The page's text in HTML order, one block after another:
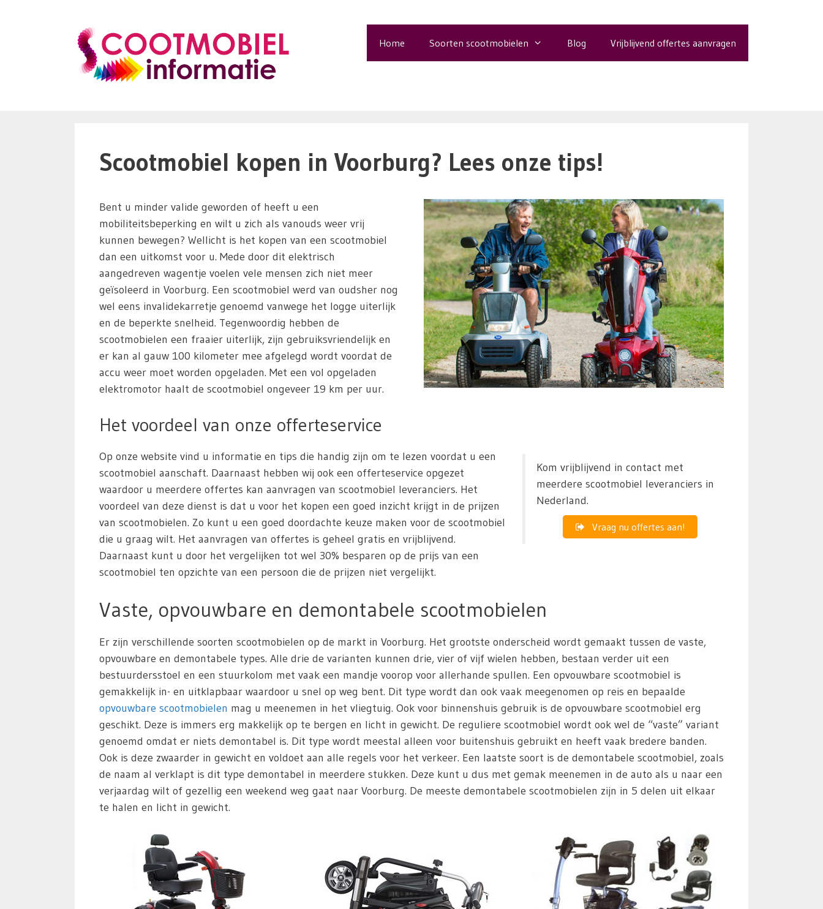
Home Soorten scootmobielen Blog Vrijblijvend offertes aanvragen
Scootmobiel kopen in Voorburg? Lees onze tips!
Bent u minder valide geworden of heeft u een
mobiliteitsbeperking en wilt u zich als vanouds weer vrij
kunnen bewegen? Wellicht is het kopen van een scootmobiel
dan een uitkomst voor u. Mede door dit elektrisch
aangedreven wagentje voelen vele mensen zich niet meer
geïsoleerd in Voorburg. Een scootmobiel werd van oudsher nog
wel eens invalidekarretje genoemd vanwege het logge uiterlijk
en de beperkte snelheid. Tegenwoordig hebben de
scootmobielen een fraaier uiterlijk, zijn gebruiksvriendelijk en
er kan al gauw 100 kilometer mee afgelegd wordt voordat de
accu weer moet worden opgeladen. Met een vol opgeladen
elektromotor haalt de scootmobiel ongeveer 19 km per uur.
Het voordeel van onze offerteservice
Kom vrijblijvend in contact met
meerdere scootmobiel leveranciers in
Nederland.
Vraag nu offertes aan!
Op onze website vind u informatie en tips die handig zijn om te lezen voordat u een
scootmobiel aanschaft. Daarnaast hebben wij ook een offerteservice opgezet
waardoor u meerdere offertes kan aanvragen van scootmobiel leveranciers. Het
voordeel van deze dienst is dat u voor het kopen een goed inzicht krijgt in de prijzen
van scootmobielen. Zo kunt u een goed doordachte keuze maken voor de scootmobiel
die u graag wilt. Het aanvragen van offertes is geheel gratis en vrijblijvend.
Daarnaast kunt u door het vergelijken tot wel 30% besparen op de prijs van een
scootmobiel ten opzichte van een persoon die de prijzen niet vergelijkt.
Vaste, opvouwbare en demontabele scootmobielen
Er zijn verschillende soorten scootmobielen op de markt in Voorburg. Het grootste onderscheid wordt gemaakt tussen de vaste,
opvouwbare en demontabele types. Alle drie de varianten kunnen drie, vier of vijf wielen hebben, bestaan verder uit een
bestuurdersstoel en een stuurkolom met vaak een mandje voorop voor allerhande spullen. Een opvouwbare scootmobiel is
gemakkelijk in- en uitklapbaar waardoor u snel op weg bent. Dit type wordt dan ook vaak meegenomen op reis en bepaalde
opvouwbare scootmobielen mag u meenemen in het vliegtuig. Ook voor binnenshuis gebruik is de opvouwbare scootmobiel erg
geschikt. Deze is immers erg makkelijk op te bergen en licht in gewicht. De reguliere scootmobiel wordt ook wel de “vaste” variant
genoemd omdat er niets demontabel is. Dit type wordt meestal alleen voor buitenshuis gebruikt en heeft vaak bredere banden.
Ook is deze zwaarder in gewicht en voldoet aan alle regels voor het verkeer. Een laatste soort is de demontabele scootmobiel, zoals
de naam al verklapt is dit type demontabel in meerdere stukken. Deze kunt u dus met gemak meenemen in de auto als u naar een
verjaardag wilt of gezellig een weekend weg gaat naar Voorburg. De meeste demontabele scootmobielen zijn in 5 delen uit elkaar
te halen en licht in gewicht.